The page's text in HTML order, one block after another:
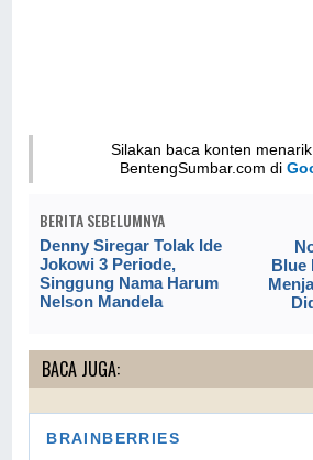
Silakan baca konten
BentengSumbar.com di
BERITA SEBELUMNYA
Denny Siregar Tolak Ide
Jokowi 3 Periode,
Singgung Nama Harum
Nelson Mandela
Blue
BACA JUGA: